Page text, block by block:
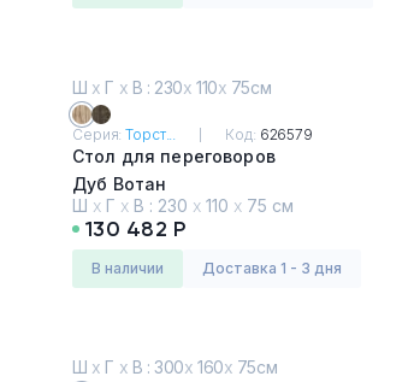
Ш х Г х В : 230х 110х 75см
Серия:Торст... Код: 626579
Стол для переговоров
Дуб Вотан
Ш х Г х В : 230 х 110 х 75 см
130 482 Р
в наличии Доставка 1 - 3 дня
Ш х Г х В : 300х 160х 75см